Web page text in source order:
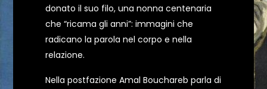
donato il suo filo, una nonna centenaria
che “ricama gli anni”: immagini che
radicano la parola nel corpo e nella
relazione.
Nella postfazione Amal Bouchareb parla di